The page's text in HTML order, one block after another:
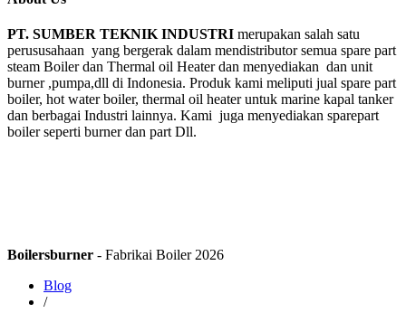
PT. SUMBER TEKNIK INDUSTRI merupakan salah satu
perususahaan yang bergerak dalam mendistributor semua spare part
steam Boiler dan Thermal oil Heater dan menyediakan dan unit
burner ,pumpa,dll di Indonesia. Produk kami meliputi jual spare part
boiler, hot water boiler, thermal oil heater untuk marine kapal tanker
dan berbagai Industri lainnya. Kami juga menyediakan sparepart
boiler seperti burner dan part Dll.
Boilersburner - Fabrikai Boiler 2026
Blog
/